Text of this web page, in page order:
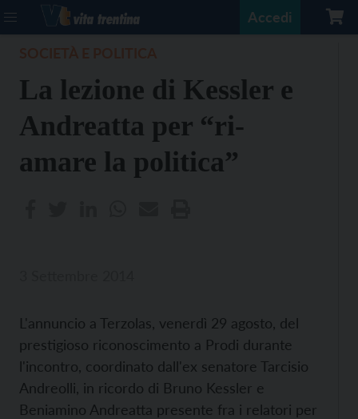
Accedi
La lezione di Kessler e
Andreatta per “ri-
amare la politica”
L'annuncio a Terzolas, venerdì 29 agosto, del
prestigioso riconoscimento a Prodi durante
l'incontro, coordinato dall'ex senatore Tarcisio
Andreolli, in ricordo di Bruno Kessler e
Beniamino Andreatta presente fra i relatori per